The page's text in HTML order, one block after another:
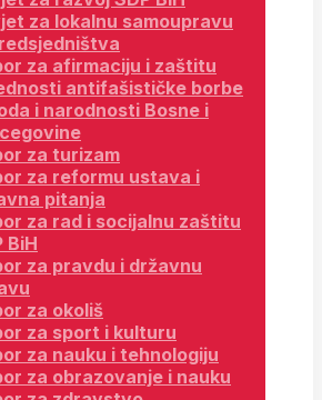
za lokalnu samoupravu
za afirmaciju i zaštitu
antifašističke borbe
i narodnosti Bosne i
za turizam
za reformu ustava i
pitanja
za rad i socijalnu zaštitu
BiH
za pravdu i državnu
za okoliš
za sport i kulturu
za nauku i tehnologiju
za obrazovanje i nauku